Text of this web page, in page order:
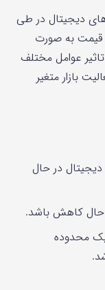
دیجیتال در طی
قیمت به صورت
عوامل مختلف
بازار متغیر
در حال
حال کاهش باشد.
محدوده